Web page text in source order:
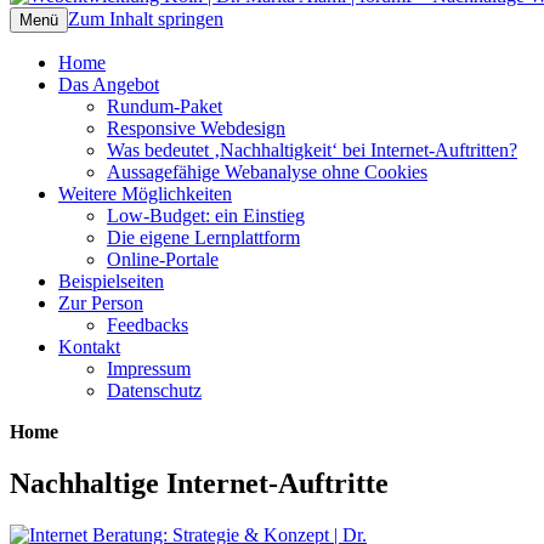
Webentwicklung Köln | Dr. Marita Alami |
Nachhaltige Web-Entwicklung –
Menü Zum Inhalt springen
Home
Das Angebot
Rundum-Paket
Responsive Webdesign
Was bedeutet ‚Nachhaltigkeit‘ bei Internet-Auftritten?
Aussagefähige Webanalyse ohne Cookies
Weitere Möglichkeiten
Low-Budget: ein Einstieg
Die eigene Lernplattform
Online-Portale
Beispielseiten
Zur Person
Feedbacks
Kontakt
Impressum
Datenschutz
Home
Nachhaltige Internet-Auftritte